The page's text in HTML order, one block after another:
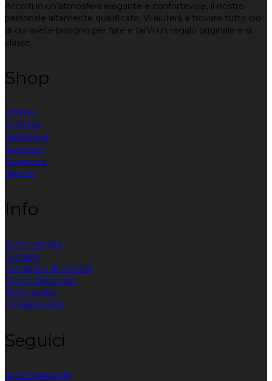
Accolti in un’atmosfera elegante e confortevole, il nostro
personale altamente qualificato, Vi aiuterà a trovare tutto ciò
di cui avete bisogno per fare e farVi un regalo originale e di
classe.
Shop
Offerte
Scrittura
Pelletteria
Accessori
Fragranze
Brands
Info
Punti vendita
Contatti
Condizioni di vendita
Diritto di recesso
Policy policy
Cookies policy
Seguici
DUSEMARTON